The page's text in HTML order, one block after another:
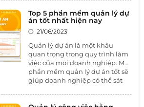
cường hiệu suất làm việc và tổ
chức công việc một cách hiệu
quả. Trong số đó, có một ứng
hiện nay - đó làphần mềm
quản lý công việc.
Top 5 phần mềm quản lý dự
án tốt nhất hiện nay
21/06/2023
Quản lý dự án là một khâu
quan trọng trong quy trình làm
việc của mỗi doanh nghiệp. Một
phần mềm quản lý dự án tốt sẽ
giúp doanh nghiệp có thể sát